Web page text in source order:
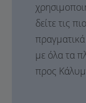
δείτε τις
με όλα τα
προς